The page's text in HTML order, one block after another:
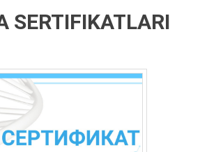
SERTIFIKATLARI